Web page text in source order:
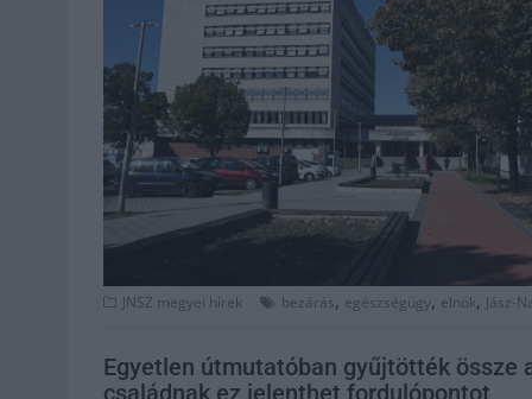
JNSZ megyei hírek bezárás, egészségügy, elnök, Jász-
Egyetlen útmutatóban gyűjtötték